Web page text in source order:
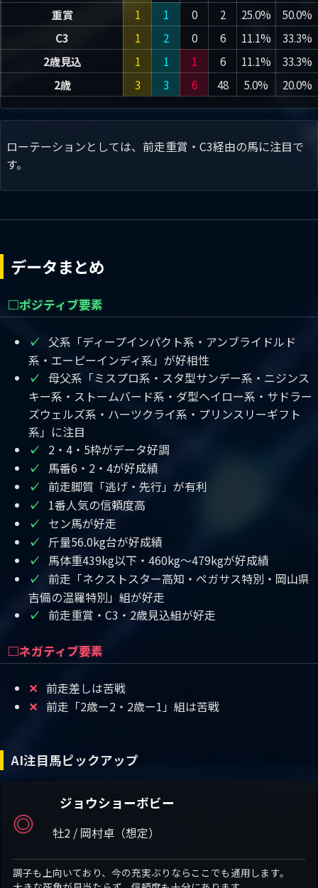
重賞
1 1 0 2 25.0%
50.0%
C3
1 2 0 6 11.1%
33.3%
2歳見込
1 1 1 6 11.1%
33.3%
2歳
3 3 6 48 5.0% 20.0%
ローテーションとしては、前走重賞・C3経由の馬に注目で
す。
データまとめ
□ポジティブ要素
✓
父系「ディープインパクト系・アンブライドルド
系・エーピーインディ系」が好相性
✓
母父系「ミスプロ系・スタ型サンデー系・ニジンス
キー系・ストームバード系・ダ型ヘイロー系・サドラー
ズウェルズ系・ハーツクライ系・プリンスリーギフト
系」に注目
✓ 2・4・5枠がデータ好調
✓ 馬番6・2・4が好成績
✓ 前走脚質「逃げ・先行」が有利
✓ 1番人気の信頼度高
✓ セン馬が好走
✓ 斤量56.0kg台が好成績
✓ 馬体重439kg以下・460kg～479kgが好成績
✓
前走「ネクストスター高知・ペガサス特別・岡山県
吉備の温羅特別」組が好走
✓ 前走重賞・C3・2歳見込組が好走
□ネガティブ要素
✕ 前走差しは苦戦
✕ 前走「2歳ー2・2歳ー1」組は苦戦
AI注目馬ピックアップ
◎
ジョウショーボビー
牡2 / 岡村卓（想定）
調子も上向いており、今の充実ぶりならここでも通用します。